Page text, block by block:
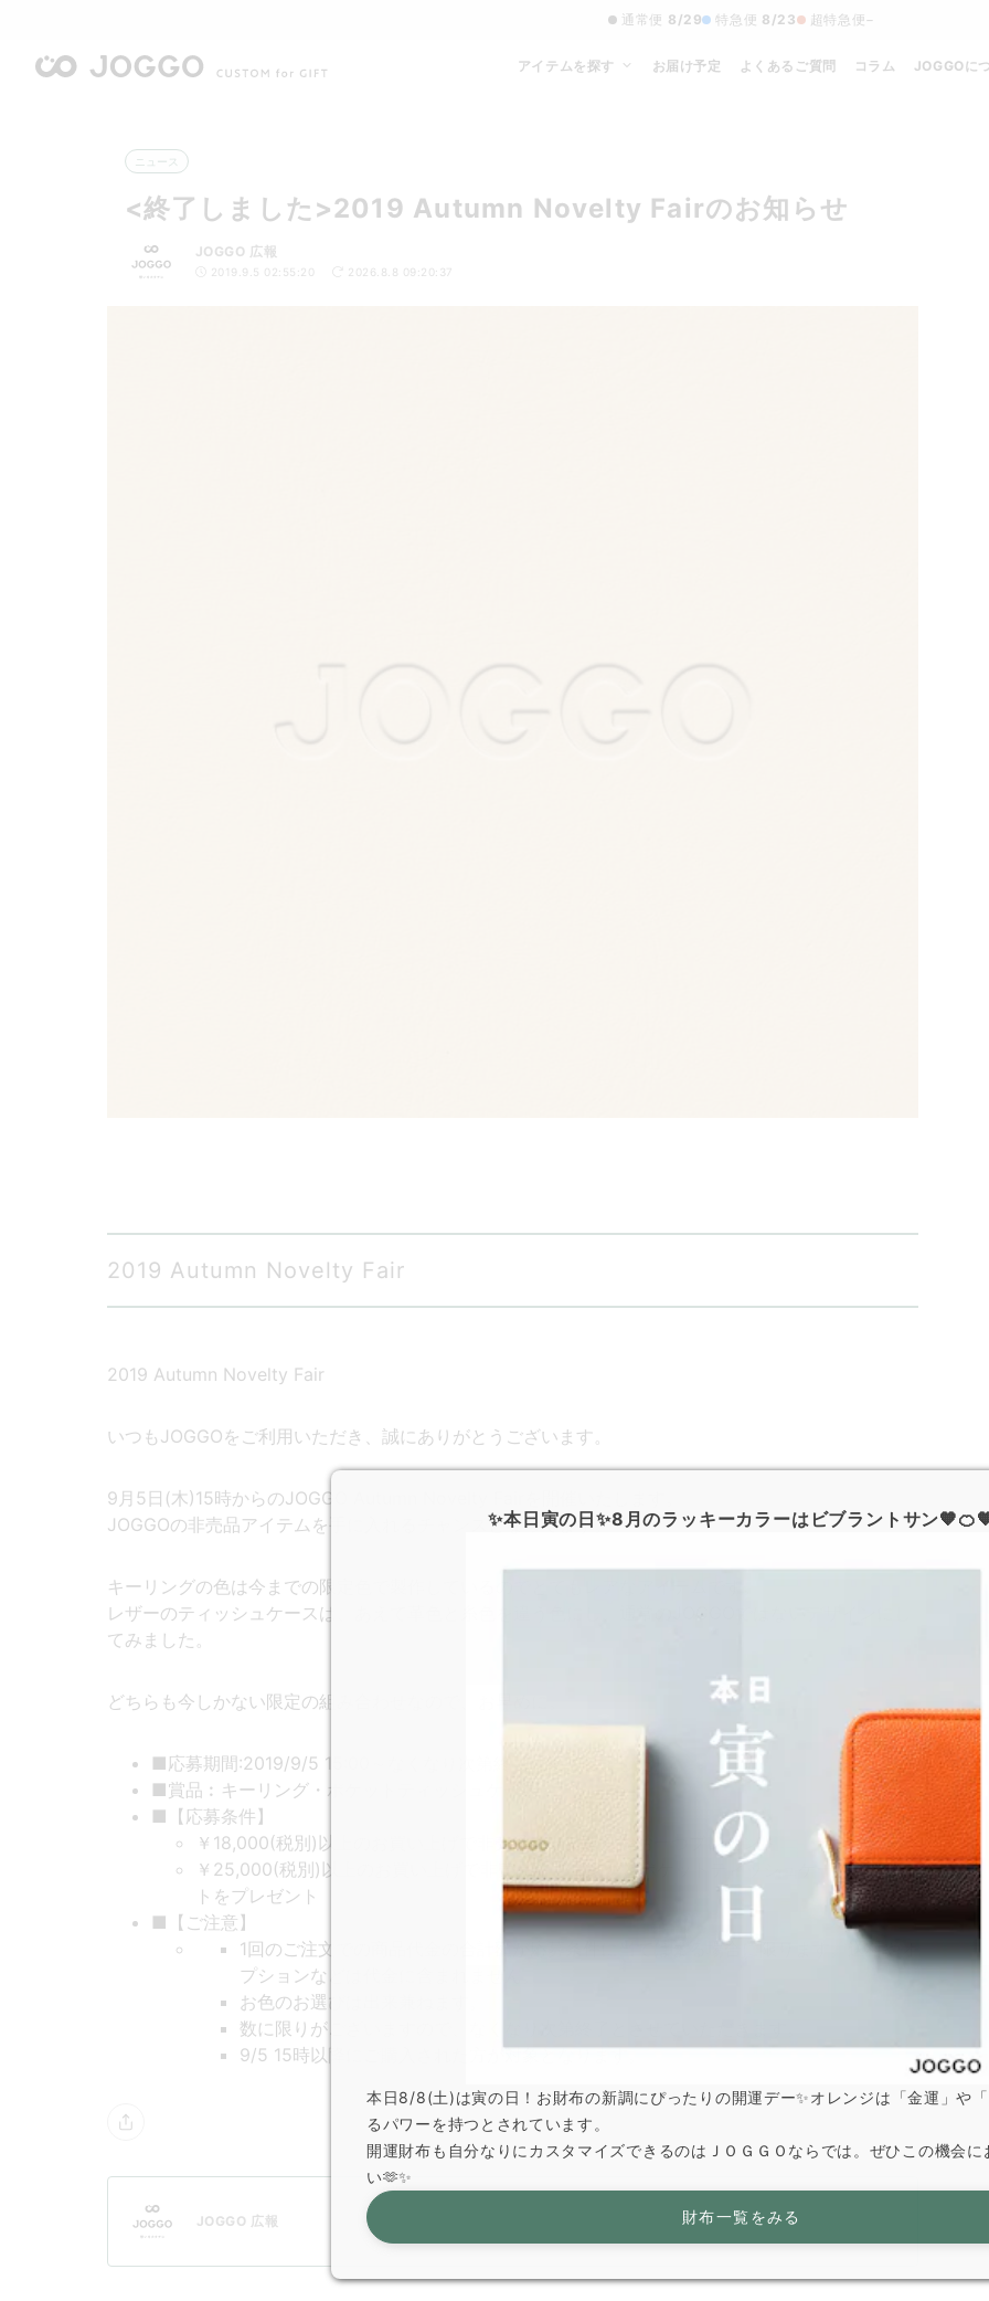
通常便 8/29 特急便 8/23 超特急便−
アイテムを探す お届け予定 よくあるご質問 コラム JOGGOに
ニュース
<終了しました>2019 Autumn Novelty Fairのお知らせ
JOGGO 広報
2019.9.5 02:55:20 2026.8.8 09:20:37
2019 Autumn Novelty Fair
2019 Autumn Novelty Fair
いつもJOGGOをご利用いただき、誠にありがとうございます。
9月5日(木)15時からのJOGGO Autumn Novelty Fairを開催いたします。
JOGGOの非売品アイテムを手に入れるチャンスとなってます。
キーリングの色は今までの限定色で製作しているのでとてもレアなアイテムです。
レザーのティッシュケースは、あえて革色と糸色を違う色にし、通常のJOGGOではないデザインにし
てみました。
どちらも今しかない限定の組み合わせなので、お早めに。
■応募期間:2019/9/5 15:00～なくなり次第終了【終了しました】
■賞品︰キーリング・ポケットティッシュケース
■【応募条件】
￥18,000(税別)以上のお買い上げで非売品キーリングをお一つプレゼント
￥25,000(税別)以上のお買い上げで非売品キーリングとポケットティッシュケースのセッ
トをプレゼント
■【ご注意】
1回のご注文での商品代金の合計額が応募条件に当てはまる場合に限ります。送料やオ
プションなどは代金に含まれません。
お色のお選びは出来兼ねます。
数に限りがございますので、なくなり次第終了とさせていただきます。
9/5 15時以降にご購入された方が対象となります。
JOGGO 広報
✨本日寅の日✨8月のラッキーカラーはビブラントサン
本日8/8(土)は寅の日！お財布の新調にぴったりの開運デー✨オレンジは「金運」や
るパワーを持つとされています。
開運財布も自分なりにカスタマイズできるのはＪＯＧＧＯならでは。ぜひこの機会
い🫶✨
財布一覧をみる